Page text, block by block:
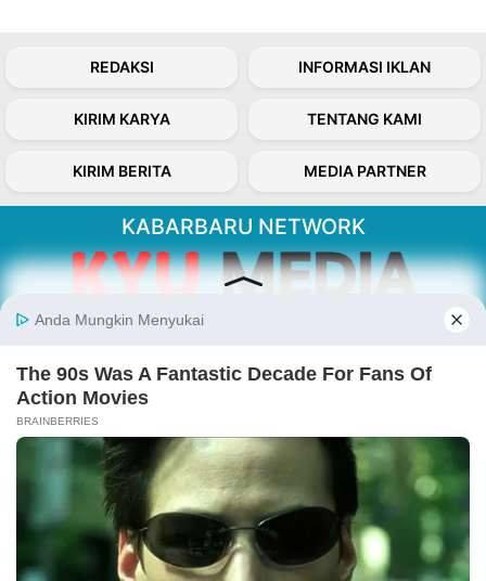
REDAKSI INFORMASI IKLAN
KIRIM KARYA TENTANG KAMI
KIRIM BERITA MEDIA PARTNER
KABARBARU NETWORK
Kabarbaru.co menyajikan berita aktual dan
Follow Kabarbaru